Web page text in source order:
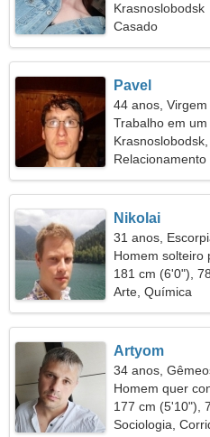
Krasnoslobodsk
Casado
Pavel
44 anos, Virgem
Trabalho em
encantadora
Nikolai
31 anos,
Homem solteiro
181 cm (6'0"),
Arte, Química
Artyom
34 anos,
Homem quer
177 cm (5'10"),
Sociologia,